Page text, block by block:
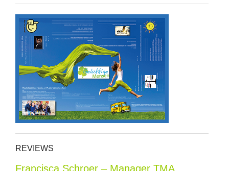
REVIEWS
Francisca Schroer – Manager TMA